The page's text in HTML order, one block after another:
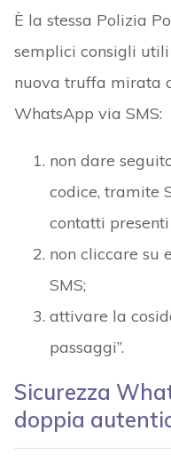
È la stessa Polizia
semplici consigli
nuova truffa mirata
WhatsApp via SMS:
non dare
codice, tramite
contatti
non cliccare su
SMS;
attivare la
passaggi”.
Sicurezza
doppia